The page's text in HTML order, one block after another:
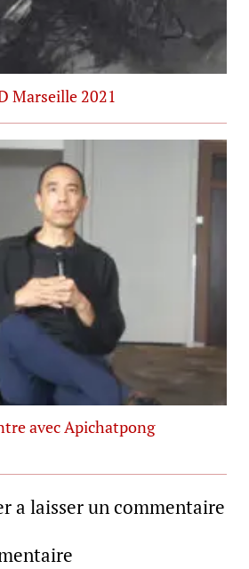
Marseille 2021
avec Apichatpong
a laisser un commentaire